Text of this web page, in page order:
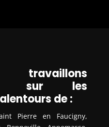
sur les
de :
Pierre en Faucigny,